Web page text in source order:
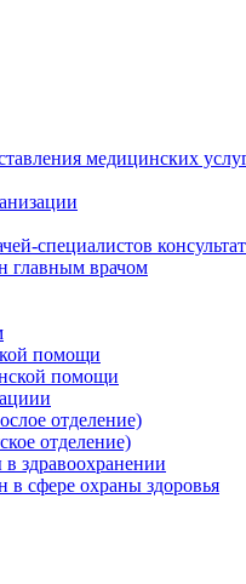
медицинских
специалистов
главным врачом
помощи
помощи
отделение)
отделение)
здравоохранении
в сфере охраны здоровья